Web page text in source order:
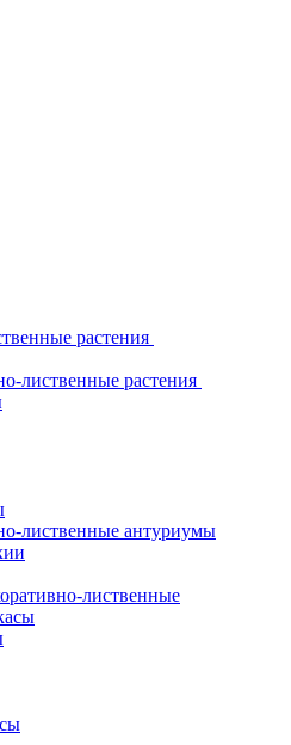
растения
лиственные растения
лиственные антуриумы
лиственные